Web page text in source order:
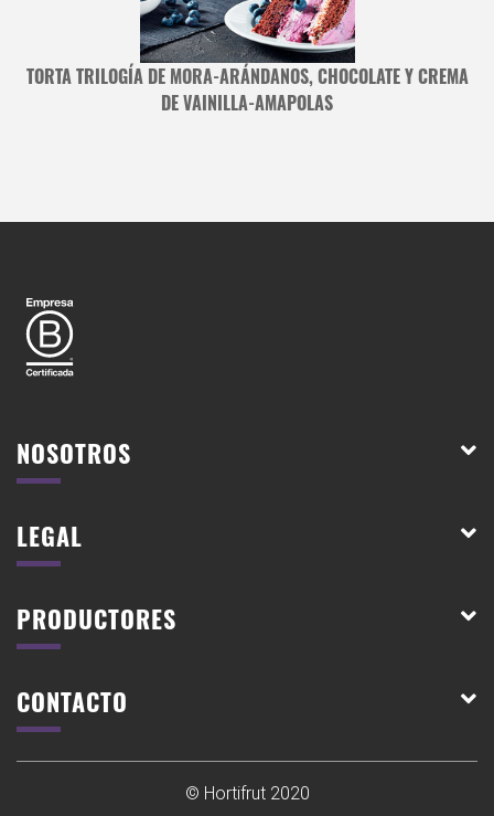
TORTA TRILOGÍA DE MORA-ARÁNDANOS, CHOCOLATE Y CREMA
DE VAINILLA-AMAPOLAS
NOSOTROS
LEGAL
PRODUCTORES
CONTACTO
© Hortifrut 2020